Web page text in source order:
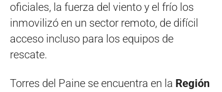
oficiales, la fuerza del viento y el frío los
inmovilizó en un sector remoto, de difícil
acceso incluso para los equipos de
rescate.
Torres del Paine se encuentra en la Región